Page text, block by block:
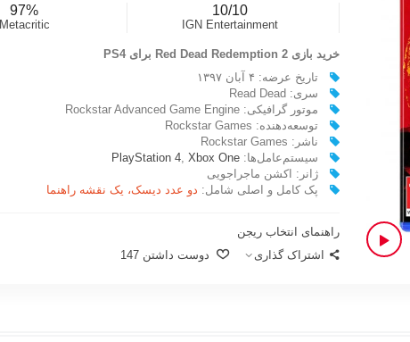
10/10
IGN Entertainment
97%
Metacritic
خرید بازی Red Dead Redemption 2 برای PS4
تاریخ عرضه: ۴ آبان ۱۳۹۷
سری: Read Dead
موتور گرافیکی: Rockstar Advanced Game Engine
توسعه‌دهنده: Rockstar Games
ناشر: Rockstar Games
سیستم‌عامل‌ها:
PlayStation 4 ,Xbox One
ژانر: اکشن ماجراجویی
پک کامل و اصلی شامل: دو عدد دیسک، یک نقشه راهنما
راهنمای انتخاب ریجن
اشتراک گذاری
دوست داشتن 147